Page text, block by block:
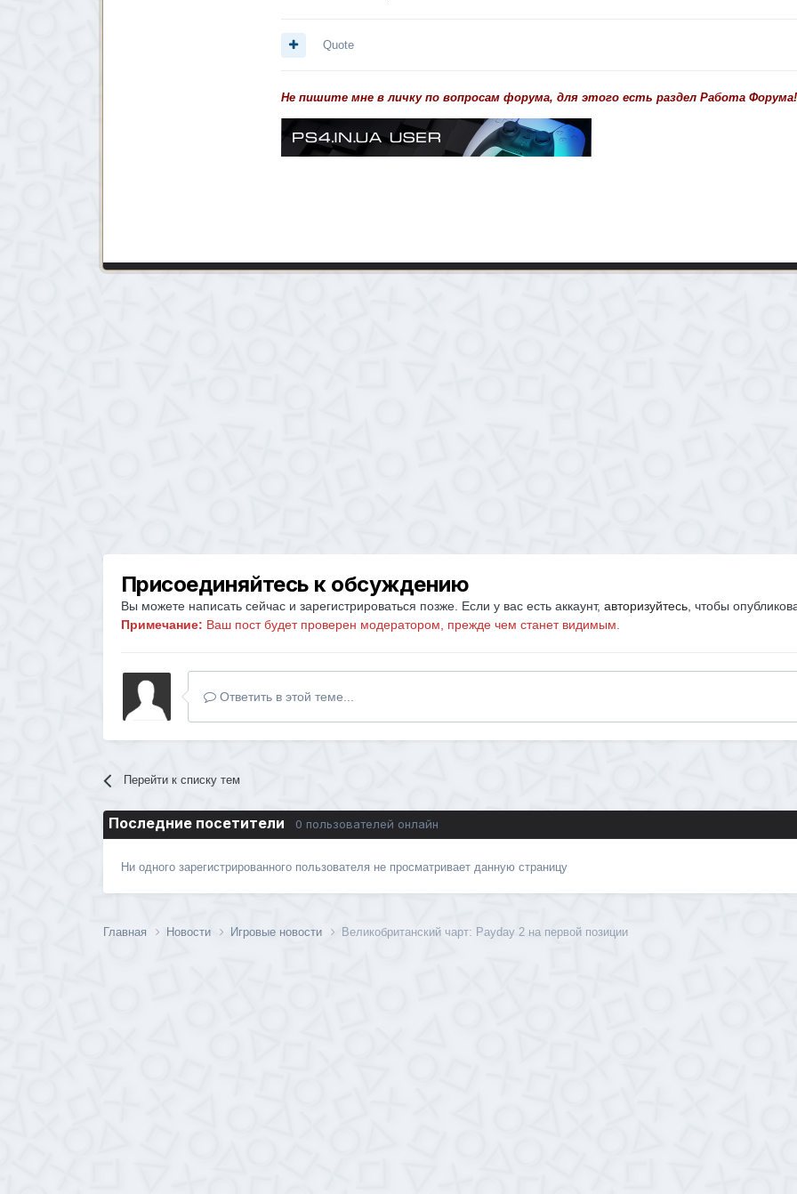
Quote
Не пишите мне в личку по вопросам форума, для этого есть раздел Работа
Присоединяйтесь к обсуждению
Вы можете написать сейчас и зарегистрироваться позже. Если у вас есть аккаунт, авторизуйтесь, чтобы
Примечание: Ваш пост будет проверен модератором, прежде чем станет видимым.
Ответить в этой теме...
Перейти к списку тем
Последние посетители 0 пользователей онлайн
Ни одного зарегистрированного пользователя не просматривает данную страницу
Главная Новости Игровые новости Великобританский чарт: Payday 2 на первой позиции